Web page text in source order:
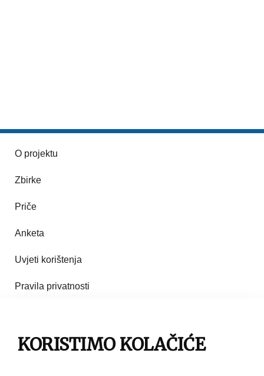
O projektu
Zbirke
Priče
Anketa
Uvjeti korištenja
Pravila privatnosti
Pravila korištenja
KORISTIMO KOLAČIĆE